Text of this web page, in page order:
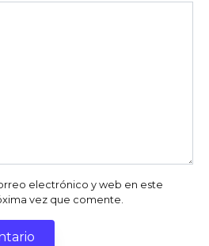
electrónico y web en este
vez que comente.